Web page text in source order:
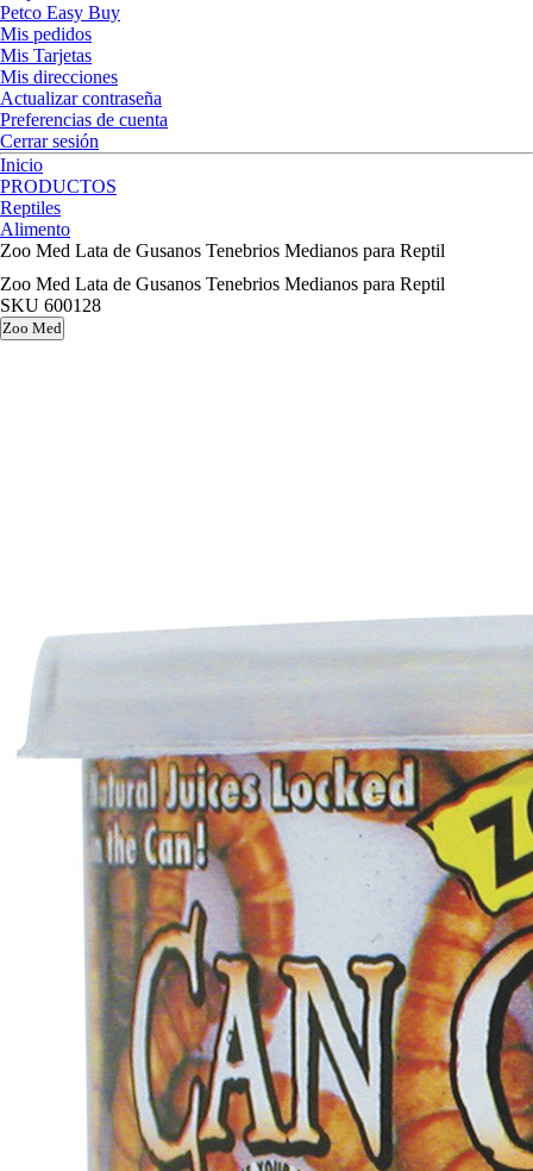
Petco Easy Buy
Mis pedidos
Mis Tarjetas
Mis direcciones
Actualizar contraseña
Preferencias de cuenta
Cerrar sesión
Inicio
PRODUCTOS
Reptiles
Alimento
Zoo Med Lata de Gusanos Tenebrios Medianos para Reptil
Zoo Med Lata de Gusanos Tenebrios Medianos para Reptil
SKU 600128
Zoo Med